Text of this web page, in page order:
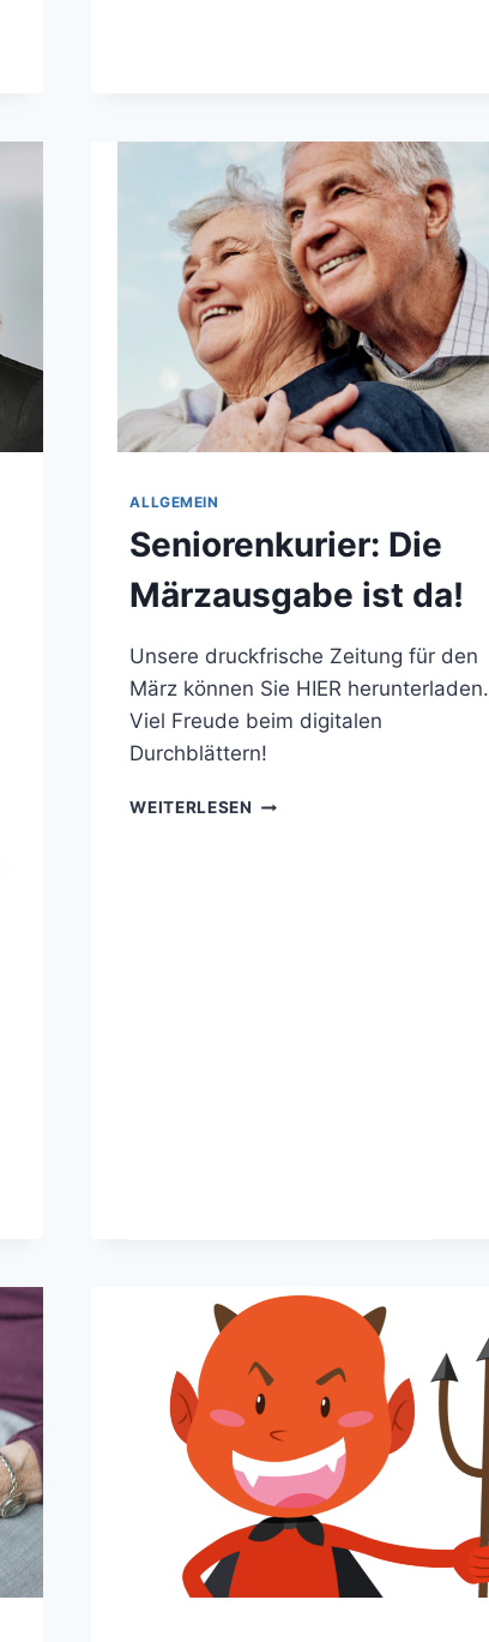
SIE
BETRUG
IM
INTERNET
ALLGEMEIN
Seniorenkurier: Die
Märzausgabe ist da!
Unsere druckfrische Zeitung für den
März können Sie HIER herunterladen.
Viel Freude beim digitalen
Durchblättern!
WEITERLESEN SENIORENKURIER: